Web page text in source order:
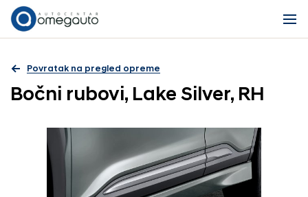
Povratak na pregled opreme
Bočni rubovi, Lake Silver, RH